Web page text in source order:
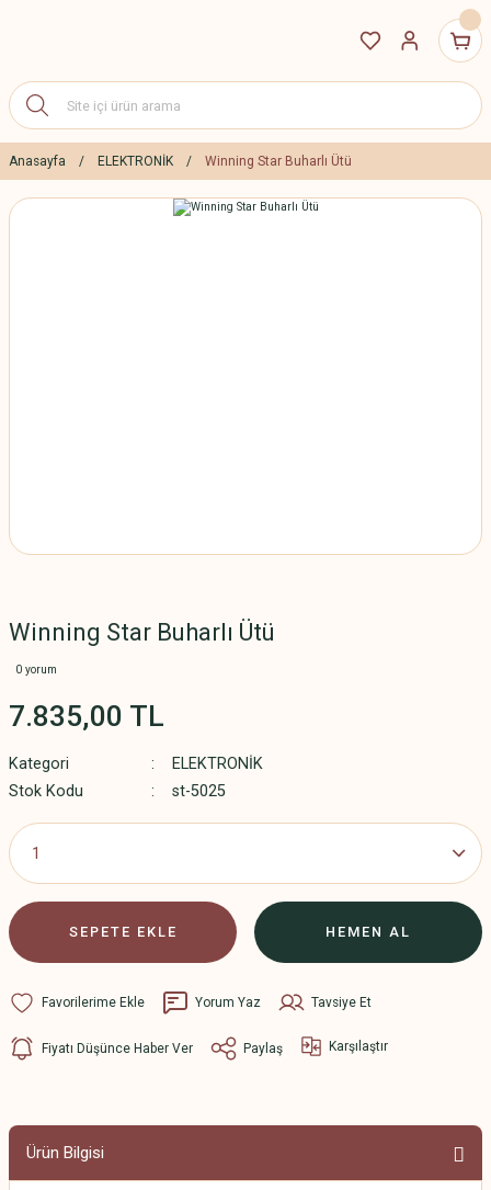
Anasayfa ELEKTRONİK Winning Star Buharlı Ütü
Winning Star Buharlı Ütü
0 yorum
7.835,00 TL
Kategori
ELEKTRONİK
Stok Kodu
st-5025
SEPETE EKLE HEMEN AL
Yorum Yaz Tavsiye Et
Fiyatı Düşünce Haber Ver Paylaş Karşılaştır
Ürün Bilgisi